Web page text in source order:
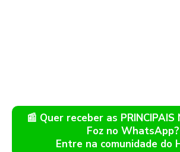
📰 Quer receber as PRINCIPAIS
Foz no WhatsApp?
Entre na comunidade do